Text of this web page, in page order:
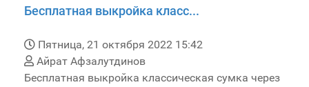
Бесплатная выкройка класс...
Пятница, 21 октября 2022 15:42
Айрат Афзалутдинов
Бесплатная выкройка классическая сумка через